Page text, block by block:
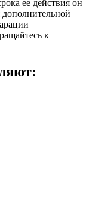
ее действия он
к